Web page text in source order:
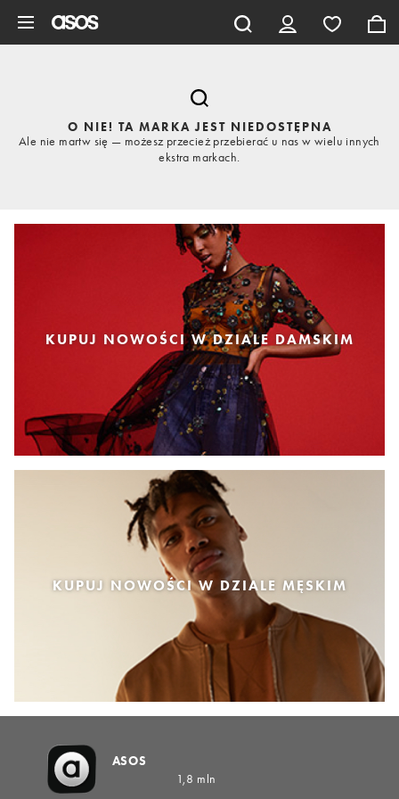
O NIE! TA MARKA JEST NIEDOSTĘPNA
Ale nie martw się — możesz przecież przebierać u nas w wielu innych
ekstra markach.
KUPUJ NOWOŚCI W DZIALE DAMSKIM
KUPUJ NOWOŚCI W DZIALE MĘSKIM
ASOS
1,8 mln